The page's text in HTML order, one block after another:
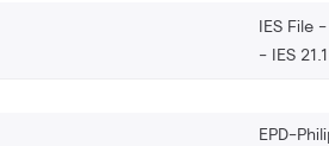
IES File
IES
EPD-